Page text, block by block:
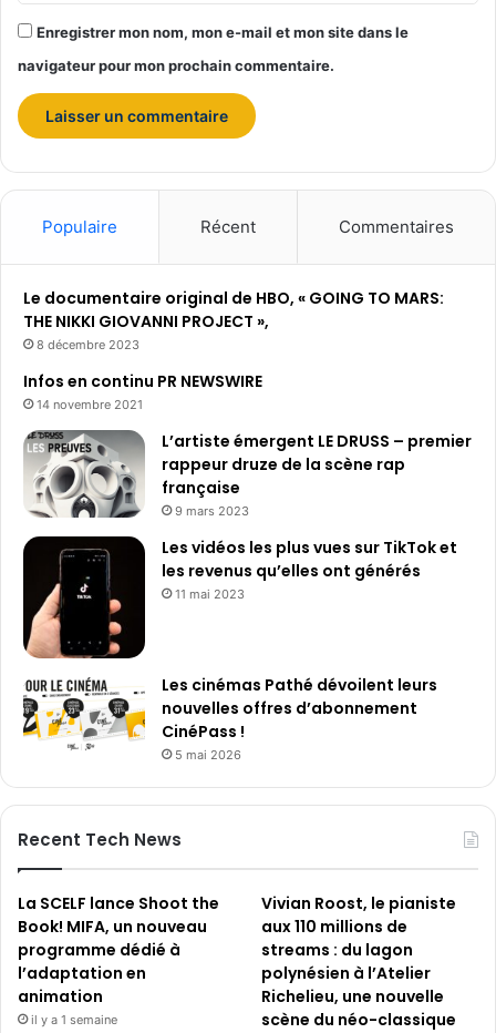
e
n
Enregistrer mon nom, mon e-mail et mon site dans le
navigateur pour mon prochain commentaire.
Populaire Récent Commentaires
Le documentaire original de HBO, « GOING TO MARS:
THE NIKKI GIOVANNI PROJECT »,
8 décembre 2023
Infos en continu PR NEWSWIRE
14 novembre 2021
L’artiste émergent LE DRUSS – premier
rappeur druze de la scène rap
française
9 mars 2023
Les vidéos les plus vues sur TikTok et
les revenus qu’elles ont générés
11 mai 2023
Les cinémas Pathé dévoilent leurs
nouvelles offres d’abonnement
CinéPass !
5 mai 2026
Recent Tech News
La SCELF lance Shoot the
Book! MIFA, un nouveau
programme dédié à
l’adaptation en
animation
il y a 1 semaine
Vivian Roost, le pianiste
aux 110 millions de
streams : du lagon
polynésien à l’Atelier
Richelieu, une nouvelle
scène du néo-classique